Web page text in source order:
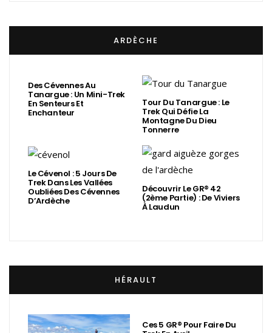
ARDÈCHE
Des Cévennes Au
Tanargue : Un Mini-Trek
En Senteurs Et
Enchanteur
Tour Du Tanargue : Le
Trek Qui Défie La
Montagne Du Dieu
Tonnerre
Le Cévenol : 5 Jours De
Trek Dans Les Vallées
Oubliées Des Cévennes
D’Ardèche
Découvrir Le GR® 42
(2ème Partie) : De Viviers
À Laudun
HÉRAULT
Ces 5 GR® Pour Faire Du